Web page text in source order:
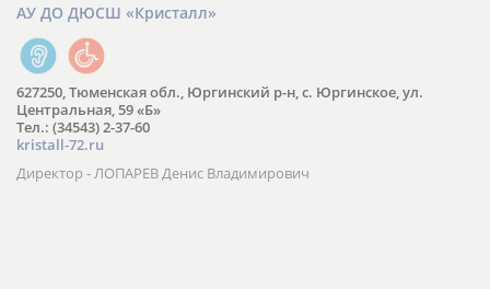
АУ ДО ДЮСШ «Кристалл»
627250, Тюменская обл., Юргинский р-н, с. Юргинское, ул.
Центральная, 59 «Б»
Тел.: (34543) 2-37-60
kristall-72.ru
Директор - ЛОПАРЕВ Денис Владимирович